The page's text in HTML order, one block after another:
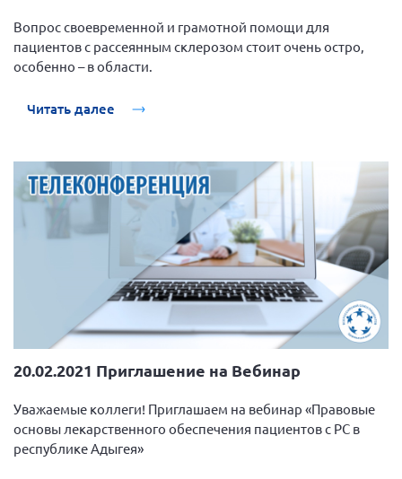
Вопрос своевременной и грамотной помощи для
пациентов с рассеянным склерозом стоит очень остро,
особенно – в области.
Читать далее
20.02.2021 Приглашение на Вебинар
Уважаемые коллеги! Приглашаем на вебинар «Правовые
основы лекарственного обеспечения пациентов с РС в
республике Адыгея»